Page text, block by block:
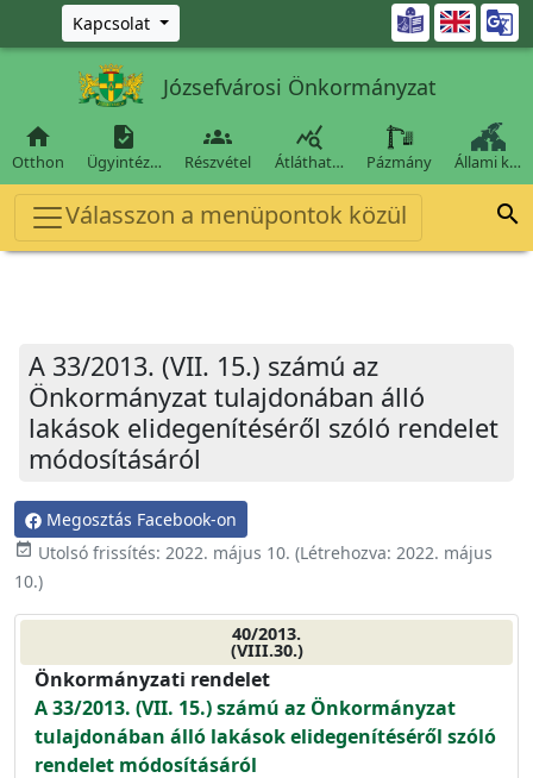
Ugrás a fő tartalomra
Kapcsolat 
Józsefvárosi Önkormányzat

Otthon

Ügyintéz…

Részvétel

Átláthat… Pázmány Állami k…
Válasszon a menüpontok közül 
A 33/2013. (VII. 15.) számú az
Önkormányzat tulajdonában álló
lakások elidegenítéséről szóló rendelet
módosításáról
Megosztás Facebook-on
event_available Utolsó frissítés: 2022. május 10. (Létrehozva: 2022. május
10.)
40/2013.
(VIII.30.)
Önkormányzati rendelet
A 33/2013. (VII. 15.) számú az Önkormányzat
tulajdonában álló lakások elidegenítéséről szóló
rendelet módosításáról